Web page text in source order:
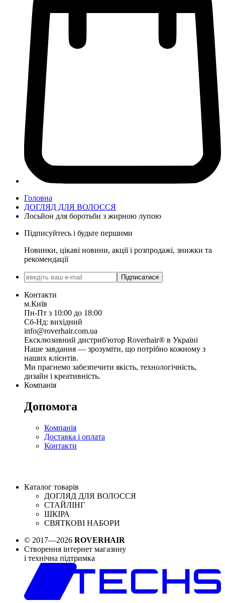
Головна
ДОГЛЯД ДЛЯ ВОЛОССЯ
Лосьйон для боротьби з жирною лупою
Підписуйтесь і будьте першими
Новинки, цікаві новини, акції і розпродажі, знижки та
рекомендації
Підписатися
Контакти
м.Київ
Пн-Пт з 10:00 до 18:00
Сб-Нд: вихідний
info@roverhair.com.ua
Ексклюзивний дистриб'ютор Roverhair® в Україні
Наше завдання — зрозуміти, що потрібно кожному з
наших клієнтів.
Ми прагнемо забезпечити якість, технологічність,
дизайн і креативність.
Компанія
Допомога
Компанія
Доставка і оплата
Контакти
Каталог товарів
ДОГЛЯД ДЛЯ ВОЛОССЯ
СТАЙЛІНГ
ШКІРА
СВЯТКОВІ НАБОРИ
© 2017—2026 ROVERHAIR
Створення інтернет магазину
і технічна підтримка